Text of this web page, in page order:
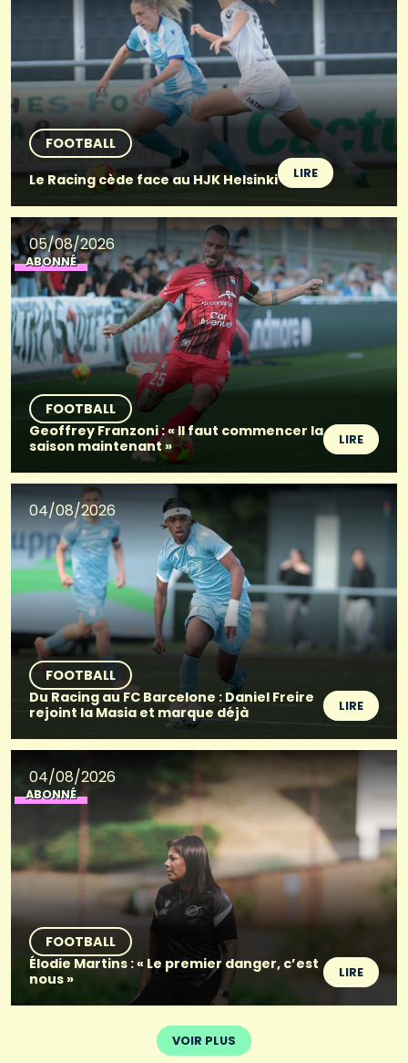
FOOTBALL
Le Racing cède face au HJK Helsinki
LIRE
05/08/2026
ABONNÉ
FOOTBALL
Geoffrey Franzoni : « Il faut commencer la
saison maintenant »
LIRE
04/08/2026
FOOTBALL
Du Racing au FC Barcelone : Daniel Freire
rejoint la Masia et marque déjà
LIRE
04/08/2026
ABONNÉ
FOOTBALL
Élodie Martins : « Le premier danger, c’est
nous »
LIRE
VOIR PLUS